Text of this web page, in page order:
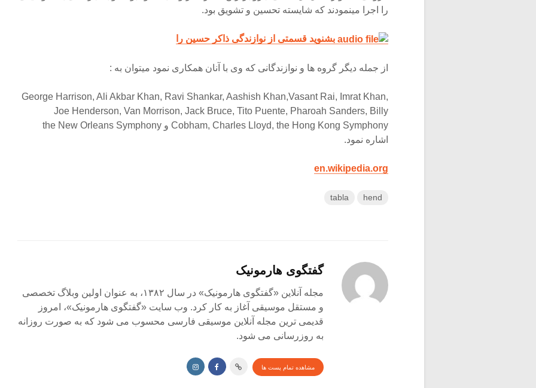
را اجرا مینمودند که شایسته تحسین و تشویق بود.
بشنوید قسمتی از نوازندگی ذاکر حسین را
از جمله دیگر گروه ها و نوازندگانی که وی با آنان همکاری نمود میتوان به :
George Harrison, Ali Akbar Khan, Ravi Shankar, Aashish Khan,Vasant Rai, Imrat Khan,
Joe Henderson, Van Morrison, Jack Bruce, Tito Puente, Pharoah Sanders, Billy
Cobham, Charles Lloyd, the Hong Kong Symphony و the New Orleans Symphony
اشاره نمود.
en.wikipedia.org
hend
tabla
گفتگوی هارمونیک
مجله آنلاین «گفتگوی هارمونیک» در سال ۱۳۸۲، به عنوان اولین وبلاگ تخصصی
و مستقل موسیقی آغاز به کار کرد. وب سایت «گفتگوی هارمونیک»، امروز
قدیمی ترین مجله آنلاین موسیقی فارسی محسوب می شود که به صورت روزانه
به روزرسانی می شود.
مشاهده تمام پست ها